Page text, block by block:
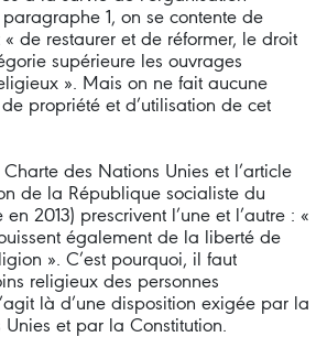
1, on se contente de
de restaurer et de réformer, le droit
supérieure les ouvrages
». Mais on ne fait aucune
propriété et d’utilisation de cet
Charte des Nations Unies et l’article
de la République socialiste du
2013) prescrivent l’une et l’autre : «
également de la liberté de
». C’est pourquoi, il faut
religieux des personnes
là d’une disposition exigée par la
et par la Constitution.